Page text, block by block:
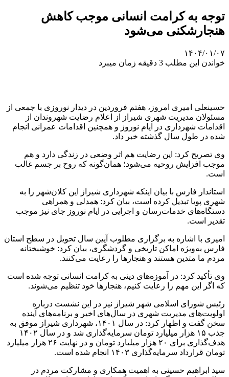
توجه به کرامت انسانی موجب کاهش
هنجارشکنی می‌شود
۱۴۰۴/۰۱/۰۷
خواندن این مطلب 3 دقیقه زمان میبرد
حسینعلی امیری امروز، هفتم فروردین در دیدار نوروزی با جمعی از
مسئولان مدیریت شهری شیراز از اعلام رضایت شهروندان از
اقدامات شهرداری در ایام نوروز و همچنین اقدامات عمرانی انجام
شده در طول سال گذشته خبر داد.
وی تصریح کرد: این رضایت هم اثر وضعی در زندگی دارد و هم
موجب افزایش روحیه می‌شود؛ همان‌گونه که روح بر جسم غالب
است.
استاندار فارس با بیان اینکه شهرداری شیراز این کلان‌شهر را به
شهری پویا تبدیل کرده است، بیان کرد: همدلی و همراهی
دستگاه‌های خدمات‌رسان و اجرایی در ایام نوروز جای نیز موجب
تقدیر است.
امیری با اشاره به برگزاری مطلوب آیین سال تحویل در سطح استان
فارس به‌ویژه اماکن تاریخی و گردشگری، بیان کرد: خوشبختانه
مردم ما متدین هستند و هنجارها را رعایت می‌کنند.
وی تأکید کرد: در آموزه‌های دینی به کرامت انسانی توجه شده است
که اگر این مهم را رعایت کنیم، هنجارها خود تنظیم می‌شوند.
رئیس شورای اسلامی شهر شیراز نیز در این نشست درباره
اولویت‌های مدیریت شهری در سال‌های اخیر و برنامه‌های آینده
سخن گفت و اظهار کرد: در سال ۱۴۰۱، شهرداری شیراز موفق به
جذب ۱۵ هزار میلیارد تومان سرمایه‌گذاری شد و در سال ۱۴۰۲
هدف‌گذاری برای ۲۰ هزار میلیارد تومان و در نهایت ۲۶ هزار میلیارد
تومان قرارداد سرمایه‌گذاری ۱۴۰۳ انجام شده است.
سید ابراهیم حسینی به اهمیت همکاری و مشارکت مردم در